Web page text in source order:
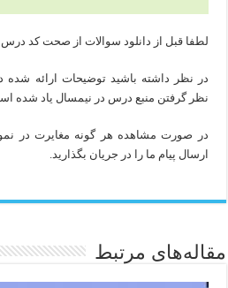
لطفا قبل از دانلود سوالات از صحت کد
در نظر داشته باشید توضیحات ارائه شده
نظر گرفتن منبع درس در نیمسال یاد شده
در صورت مشاهده هر گونه مغایرت در
ارسال پیام ما را در جریان بگذارید.
مقاله‌های مرتبط